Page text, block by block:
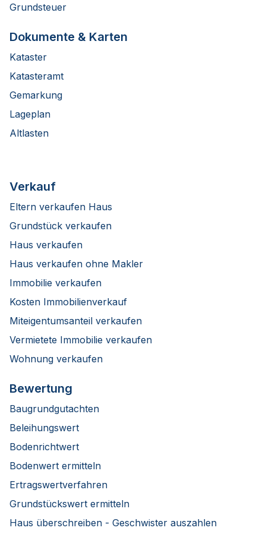
Grundsteuer
Dokumente & Karten
Kataster
Katasteramt
Gemarkung
Lageplan
Altlasten
Verkauf
Eltern verkaufen Haus
Grundstück verkaufen
Haus verkaufen
Haus verkaufen ohne Makler
Immobilie verkaufen
Kosten Immobilienverkauf
Miteigentumsanteil verkaufen
Vermietete Immobilie verkaufen
Wohnung verkaufen
Bewertung
Baugrundgutachten
Beleihungswert
Bodenrichtwert
Bodenwert ermitteln
Ertragswertverfahren
Grundstückswert ermitteln
Haus überschreiben - Geschwister auszahlen